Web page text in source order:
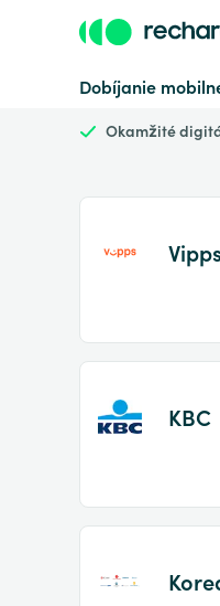
Dobíjanie
Okamžité
KBC